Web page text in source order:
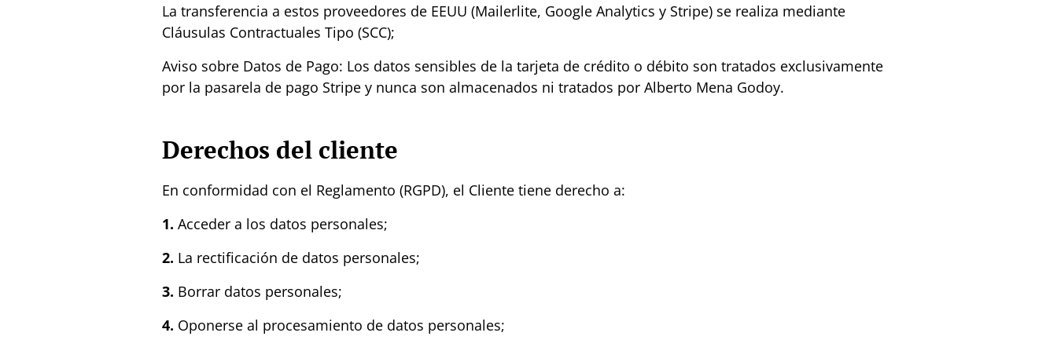
La transferencia a estos proveedores de EEUU (Mailerlite, Google Analytics y Stripe) se realiza mediante
Cláusulas Contractuales Tipo (SCC);
Aviso sobre Datos de Pago: Los datos sensibles de la tarjeta de crédito o débito son tratados exclusivamente
por la pasarela de pago Stripe y nunca son almacenados ni tratados por Alberto Mena Godoy.
Derechos del cliente
En conformidad con el Reglamento (RGPD), el Cliente tiene derecho a:
1. Acceder a los datos personales;
2. La rectificación de datos personales;
3. Borrar datos personales;
4. Oponerse al procesamiento de datos personales;